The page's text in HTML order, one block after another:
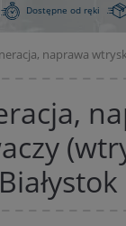
Dostępne od ręki
naprawa
Białystok